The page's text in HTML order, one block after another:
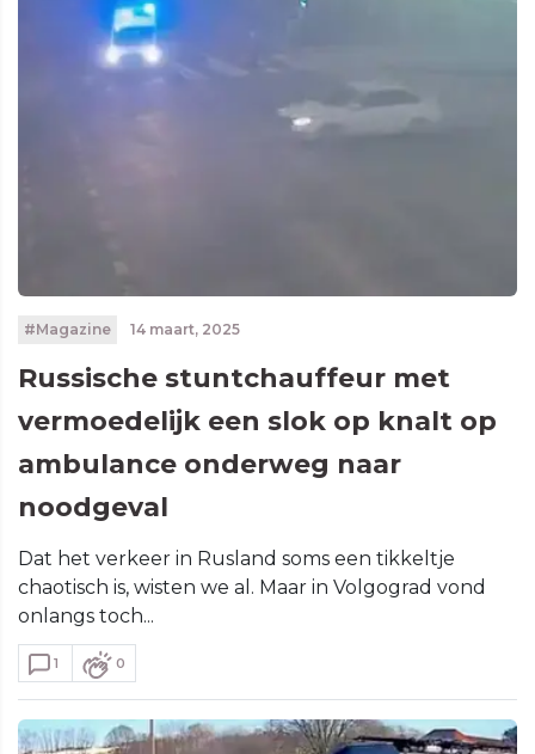
#Magazine 14 maart, 2025
Russische stuntchauffeur met
vermoedelijk een slok op knalt op
ambulance onderweg naar
noodgeval
Dat het verkeer in Rusland soms een tikkeltje
chaotisch is, wisten we al. Maar in Volgograd vond
onlangs toch...
1 0